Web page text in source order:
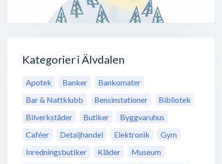
Kategorier i Älvdalen
Apotek Banker
Bankomater
Bar & Nattklubb
Bensinstationer
Bibliotek
Bilverkstäder
Butiker
Byggvaruhus
Caféer
Detaljhandel Elektronik
Gym
Inredningsbutiker
Kläder
Museum